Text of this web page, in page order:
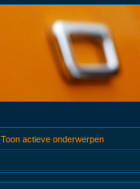
Toon actieve onderwerpen